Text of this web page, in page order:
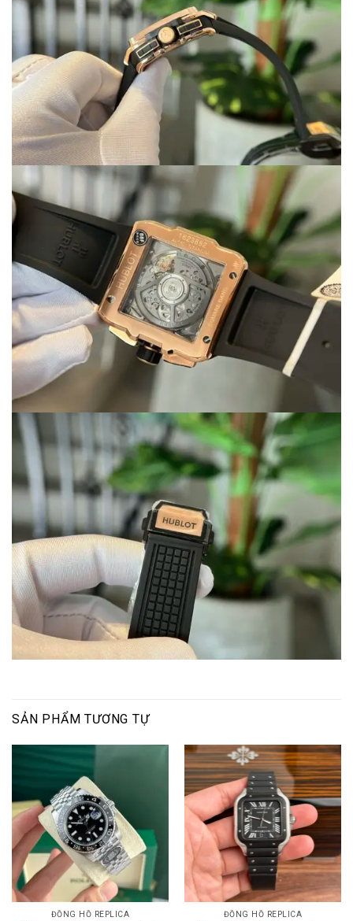
SẢN PHẨM TƯƠNG TỰ
ĐỒNG HỒ REPLICA ĐỒNG HỒ REPLICA